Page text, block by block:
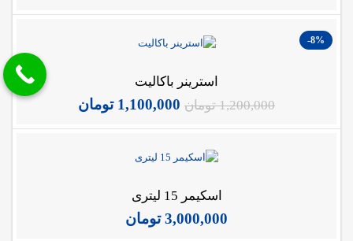
-8%
استرینر باکالیت
1,200,000 تومان 1,100,000 تومان
اسکیمر 15 لیتری
3,000,000 تومان